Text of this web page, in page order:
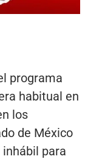
programa
habitual en
los
de México
inhábil para